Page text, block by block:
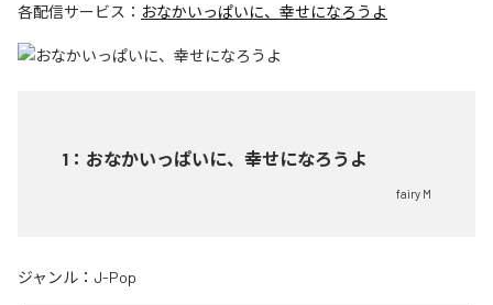
各配信サービス： おなかいっぱいに、幸せになろうよ
1 ： おなかいっぱいに、幸せになろうよ
fairy M
ジャンル： J-Pop